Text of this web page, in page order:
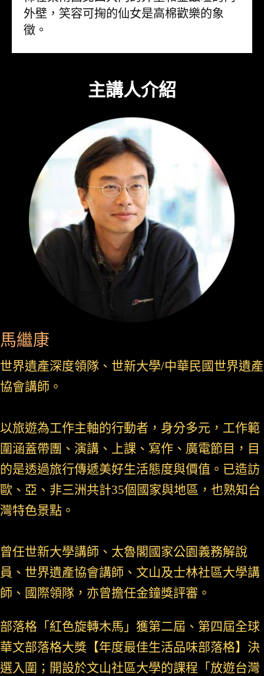
外壁，笑容可掬的仙女是高棉歡樂的象
徵。
主講人介紹
馬繼康
世界遺產深度領隊、世新大學/中華民國世界遺產
協會講師。
以旅遊為工作主軸的行動者，身分多元，工作範
圍涵蓋帶團、演講、上課、寫作、廣電節目，目
的是透過旅行傳遞美好生活態度與價值。已造訪
歐、亞、非三洲共計35個國家與地區，也熟知台
灣特色景點。
曾任世新大學講師、太魯閣國家公園義務解說
員、世界遺產協會講師、文山及士林社區大學講
師、國際領隊，亦曾擔任金鐘獎評審。
部落格「紅色旋轉木馬」獲第二屆、第四屆全球
華文部落格大獎【年度最佳生活品味部落格】決
選入圍；開設於文山社區大學的課程「放遊台灣